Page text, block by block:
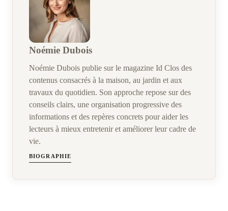
Noémie Dubois
Noémie Dubois publie sur le magazine Id Clos des
contenus consacrés à la maison, au jardin et aux
travaux du quotidien. Son approche repose sur des
conseils clairs, une organisation progressive des
informations et des repères concrets pour aider les
lecteurs à mieux entretenir et améliorer leur cadre de
vie.
BIOGRAPHIE